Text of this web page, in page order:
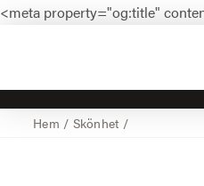
<meta property="og:title"
Hem / Skönhet/